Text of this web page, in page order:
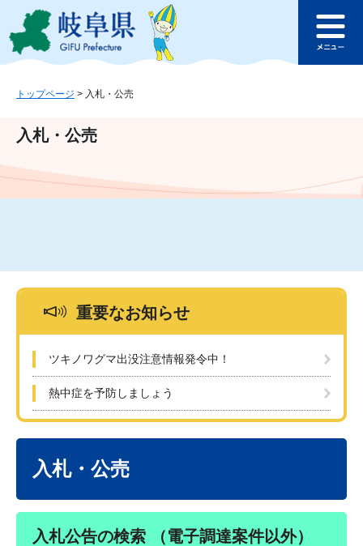
ジ
ュ
文
このページの本文へ
ュ
トップページ > 入札・公売
入札・公売
重要なお知らせ
ツキノワグマ出没注意情報発令中！
熱中症を予防しましょう
入札・公売
入札公告の検索 （電子調達案件以外）